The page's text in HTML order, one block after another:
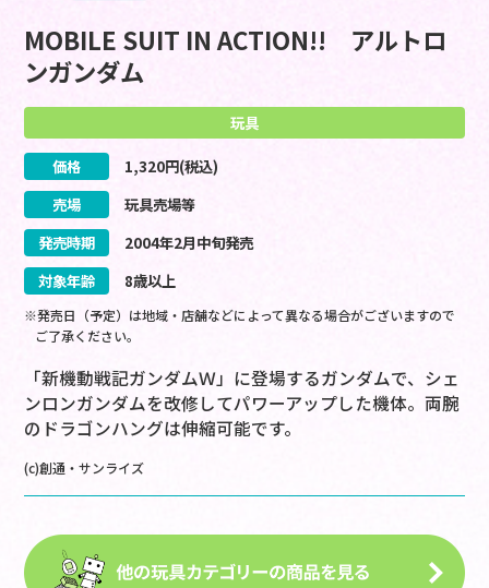
MOBILE SUIT IN ACTION!! アルトロ
ンガンダム
玩具
価格 1,320円(税込)
売場
玩具売場等
発売時期
2004年2月中旬発売
対象年齢
8歳以上
※発売日（予定）は地域・店舗などによって異なる場合がございますので
ご了承ください。
「新機動戦記ガンダムＷ」に登場するガンダムで、シェ
ンロンガンダムを改修してパワーアップした機体。両腕
のドラゴンハングは伸縮可能です。
(c)創通・サンライズ